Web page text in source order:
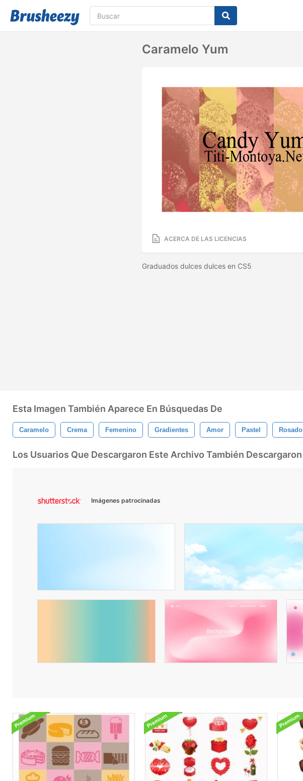
Caramelo Yum
ACERCA DE LAS LICENCIAS
Graduados dulces dulces en CS5
Esta Imagen También Aparece En Búsquedas De
Caramelo Crema Femenino Gradientes Amor Pastel Rosado
Los Usuarios Que Descargaron Este Archivo También Descargaron
Imágenes patrocinadas